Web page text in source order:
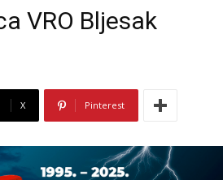
VRO Bljesak
X Pinterest